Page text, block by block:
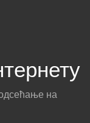
на